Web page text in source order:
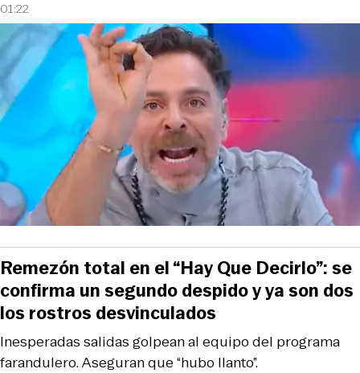
01:22
Inesperadas salidas golpean al equipo del programa
farandulero. Aseguran que “hubo llanto”.
Remezón total en el “Hay Que Decirlo”: se
confirma un segundo despido y ya son dos
los rostros desvinculados